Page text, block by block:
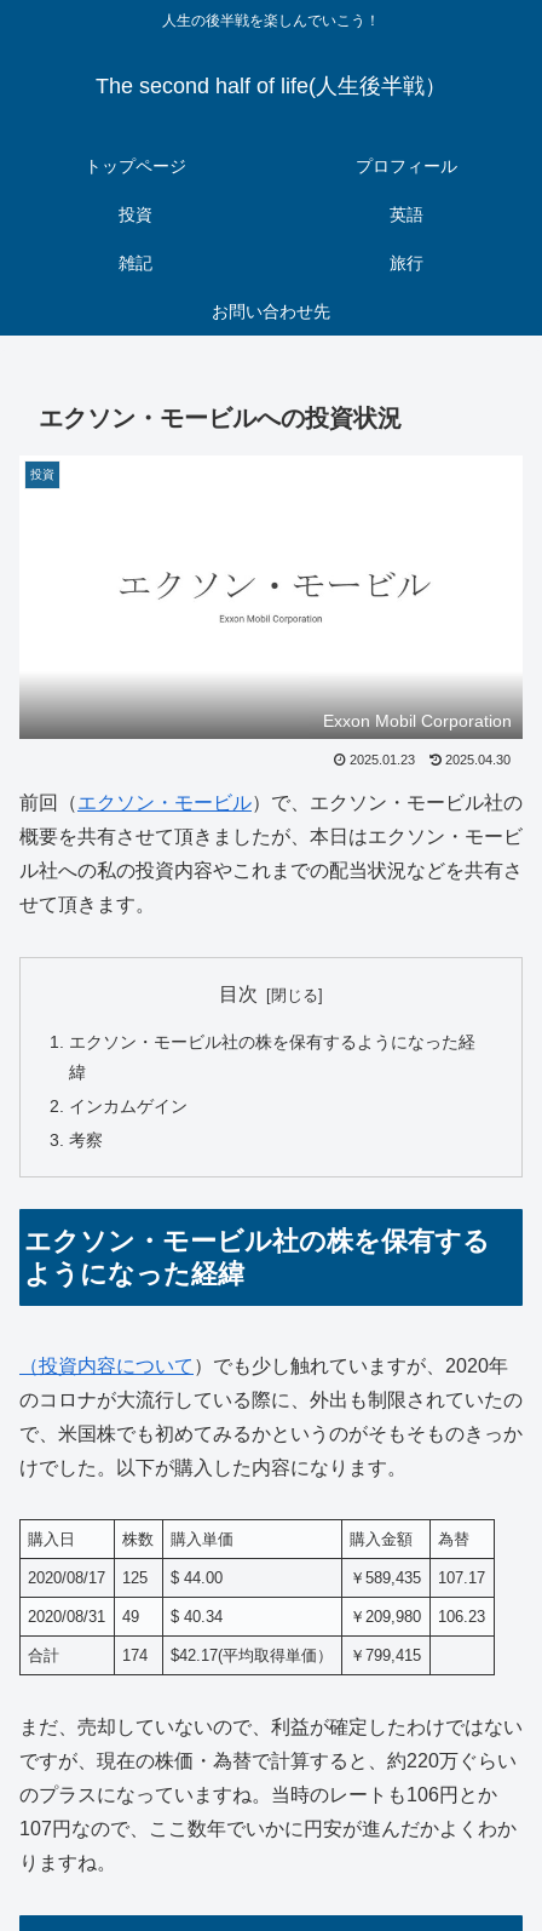
人生の後半戦を楽しんでいこう！
The second half of life(人生後半戦）
トップページ プロフィール
投資 英語
雑記 旅行
お問い合わせ先
エクソン・モービルへの投資状況
投資
Exxon Mobil Corporation
2025.01.23 2025.04.30
前回（エクソン・モービル）で、エクソン・モービル社の
概要を共有させて頂きましたが、本日はエクソン・モービ
ル社への私の投資内容やこれまでの配当状況などを共有さ
せて頂きます。
目次
エクソン・モービル社の株を保有するようになった経
緯
インカムゲイン
考察
エクソン・モービル社の株を保有する
ようになった経緯
（投資内容について ）でも少し触れていますが、2020年
のコロナが大流行している際に、外出も制限されていたの
で、米国株でも初めてみるかというのがそもそものきっか
けでした。以下が購入した内容になります。
購入日 株数 購入単価 購入金額 為替
2020/08/17 125 $ 44.00 ￥589,435 107.17
2020/08/31 49 $ 40.34 ￥209,980 106.23
合計 174 $42.17(平均取得単価） ￥799,415
まだ、売却していないので、利益が確定したわけではない
ですが、現在の株価・為替で計算すると、約220万ぐらい
のプラスになっていますね。当時のレートも106円とか
107円なので、ここ数年でいかに円安が進んだかよくわか
りますね。